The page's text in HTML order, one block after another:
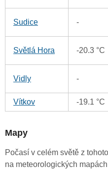
Sudice -
Světlá Hora -20.3 °C
Vidly -
Vítkov -19.1 °C
Mapy
Počasí v celém světě z
na meteorologických